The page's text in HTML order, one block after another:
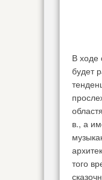
В ходе
будет
в., а
того